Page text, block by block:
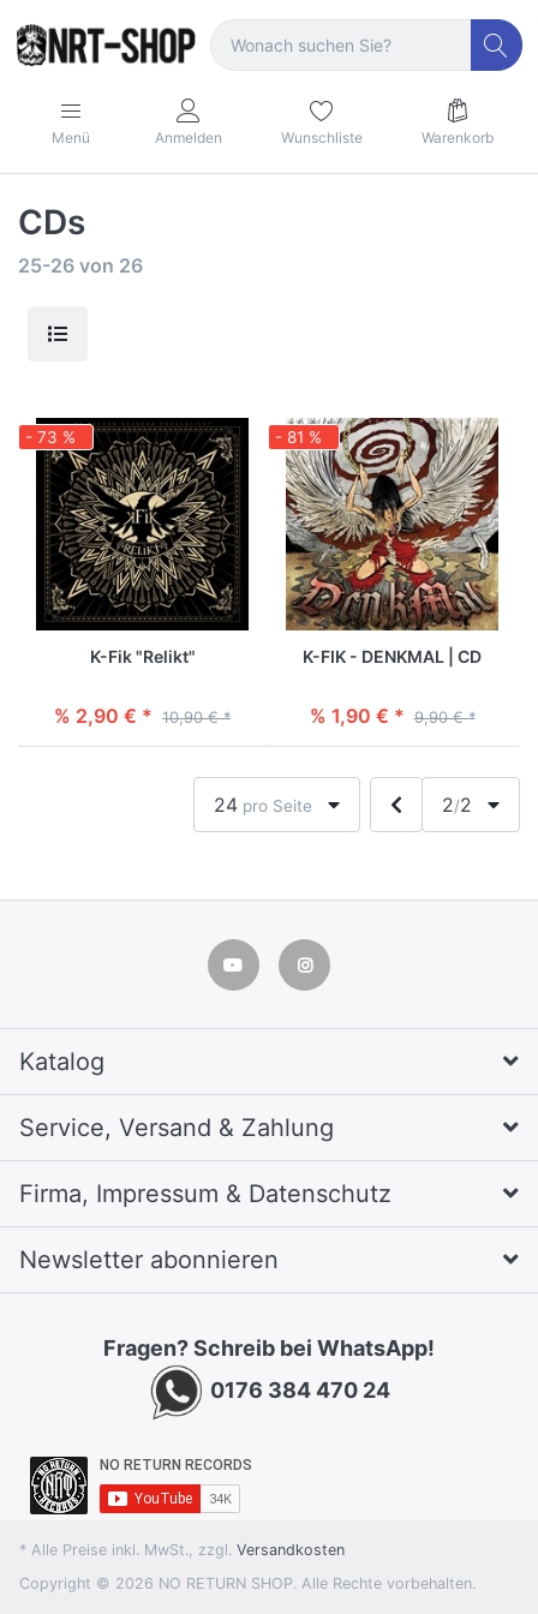
Menü Anmelden Wunschliste Warenkorb
CDs
25-26 von 26
- 73 %
K-Fik "Relikt"
% 2,90 € * 10,90 € *
- 81 %
K-FIK - DENKMAL | CD
% 1,90 € * 9,90 € *
24 pro Seite 2/2
Katalog
Service, Versand & Zahlung
Firma, Impressum & Datenschutz
Newsletter abonnieren
Fragen? Schreib bei WhatsApp!
0176 384 470 24
* Alle Preise inkl. MwSt., zzgl. Versandkosten
Copyright © 2026 NO RETURN SHOP. Alle Rechte vorbehalten.